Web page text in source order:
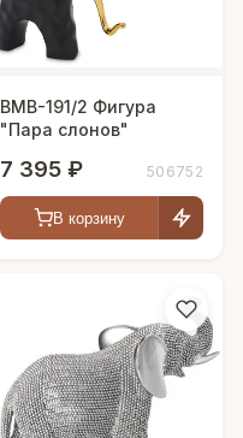
BMB-191/2 Фигура
"Пара слонов"
7 395 ₽ 506752
В корзину